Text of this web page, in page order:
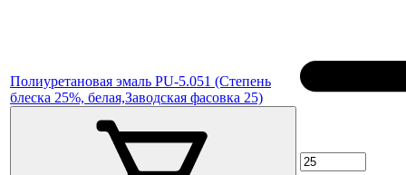
Полиуретановая эмаль PU-5.051 (Степень
блеска 25%, белая,Заводская фасовка 25)